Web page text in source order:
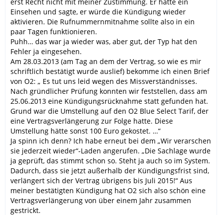
Einsehen und sagte, er würde die Kündigung wieder
aktivieren. Die Rufnummernmitnahme sollte also in ein
paar Tagen funktionieren.
Puhh… das war ja wieder was, aber gut, der Typ hat den
Fehler ja eingesehen.
Am 28.03.2013 (am Tag an dem der Vertrag, so wie es mir
schriftlich bestätigt wurde auslief) bekomme ich einen Brief
von O2: „ Es tut uns leid wegen des Missverständnisses.
Nach gründlicher Prüfung konnten wir feststellen, dass am
25.06.2013 eine Kündigungsrücknahme statt gefunden hat.
Grund war die Umstellung auf den O2 Blue Select Tarif, der
eine Vertragsverlängerung zur Folge hatte. Diese
Umstellung hätte sonst 100 Euro gekostet. …“
Ja spinn ich denn? Ich habe erneut bei dem „Wir verarschen
sie jederzeit wieder“-Laden angerufen. „Die Sachlage wurde
ja geprüft, das stimmt schon so. Steht ja auch so im System.
Dadurch, dass sie jetzt außerhalb der Kündigungsfrist sind,
verlängert sich der Vertrag übrigens bis Juli 2015!“ Aus
meiner bestätigten Kündigung hat O2 sich also schön eine
Vertragsverlängerung von über einem Jahr zusammen
gestrickt.